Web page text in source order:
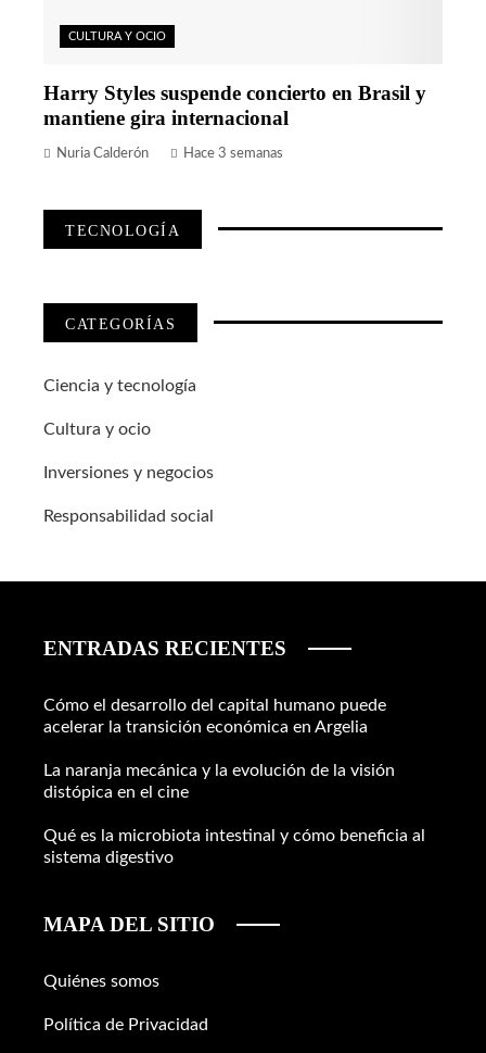
CULTURA Y OCIO
Harry Styles suspende concierto en Brasil y
mantiene gira internacional
Nuria Calderón Hace 3 semanas
TECNOLOGÍA
CATEGORÍAS
Ciencia y tecnología
Cultura y ocio
Inversiones y negocios
Responsabilidad social
ENTRADAS RECIENTES
Cómo el desarrollo del capital humano puede
acelerar la transición económica en Argelia
La naranja mecánica y la evolución de la visión
distópica en el cine
Qué es la microbiota intestinal y cómo beneficia al
sistema digestivo
MAPA DEL SITIO
Quiénes somos
Política de Privacidad